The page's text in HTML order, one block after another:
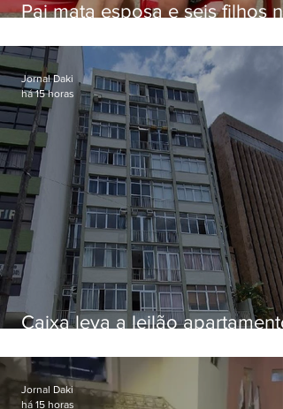
Pai mata esposa e seis filhos
Caixa leva a leilão apartamento
Botafogo
Jornal Daki
há 15 horas
Jornal Daki
há 15 horas